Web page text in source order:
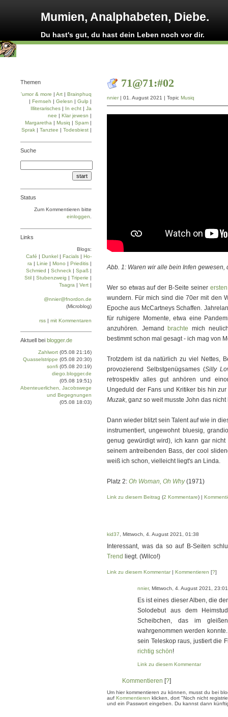
Mumien, Analphabeten, Diebe.
Du hast's gut, du hast dein Leben noch vor dir.
71@71:#02
nnier| 01. August 2021 | Topic Musiq
Abb. 1: Waren wir alle bein Infen
Wer so etwas auf der B-Seite seiner
wundern. Für mich sind die 70er mit den
Epoche aus McCartneys Schaffen.
für ruhigere Momente, etwa eine
anzuhören. Jemand brachte mich
bestimmt schon mal gesagt - ich mag von
Trotzdem ist da natürlich zu viel Nettes,
provozierend Selbstgenügsames (Silly
retrospektiv alles gut anhören und
Ungeduld der Fans und Kritiker bis hin
Muzak, ganz so weit musste John das
Dann wieder blitzt sein Talent auf wie in
instrumentiert, ungewohnt bluesig,
genug gewürdigt wird), ich kann gar
seinem antreibenden Bass, der cool
weiß ich schon, vielleicht liegt's an Linda.
Platz 2: Oh Woman, Oh Why(1971)
Link zu diesem Beitrag (2 Kommentare) |
kid37 , Mittwoch, 4. August 2021, 01:38
Interessant, was da so auf B-Seiten
Trend liegt. (Wilco!)
Link zu diesem Kommentar| Kommentieren [?]
nnier, Mittwoch, 4. August 2021, 23:01
Es ist eines dieser Alben, die
Solodebut aus dem
Scheibchen, das im
wahrgenommen werden
sein Teleskop raus, justiert die
richtig schön!
Link zu diesem Kommentar
Kommentieren [?]
Um hier kommentieren zu können, musst du bei
auf Kommentieren klicken, dort "Noch nicht
und ein Passwort eingeben. Du kannst dann
Themen
'umor & more | Art | Brainphuq
| Fernseh | Gelesn | Gulp |
Illiterarisches | In echt | Ja
nee | Klar jewesn |
Margaretha | Musiq | Spam |
Sprak | Tanztee | Todesbiest |
Suche
Status
Zum Kommentieren bitte
einloggen
Links
Blogs:
Café | Dun­kel | Facials | Ho­
ra | Linie | Mo­no | Prie­di­tis |
Schmied | Schneck | Spaß |
Stil | Stu­ben­zweig | Tri­pe­rie |
Tsa­gra | Vert |
@nnier@fnordon.de
(Microblog)
rss | mit Kommentaren
Aktuell bei blogger.de
Zahlwort (05.08 21:16)
Quasselstrippe (05.08 20:30)
sonfi (05.08 20:19)
diego.blogger.de
(05.08 19:51)
Abenteuerlichen, Jacobswege
und Begegnungen
(05.08 18:03)